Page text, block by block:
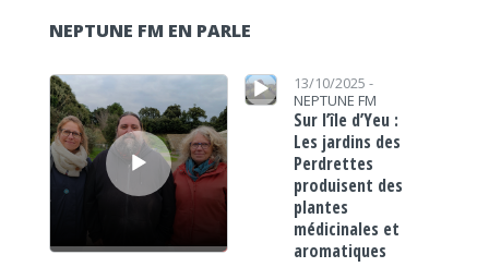
NEPTUNE FM EN PARLE
Lecteur audio
Lecteur audio
13/10/2025 -
NEPTUNE FM
Sur l’île d’Yeu :
Les jardins des
Perdrettes
produisent des
plantes
médicinales et
aromatiques